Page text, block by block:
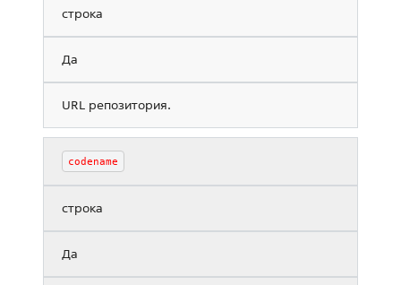
строка
Да
URL репозитория.
codename
строка
Да